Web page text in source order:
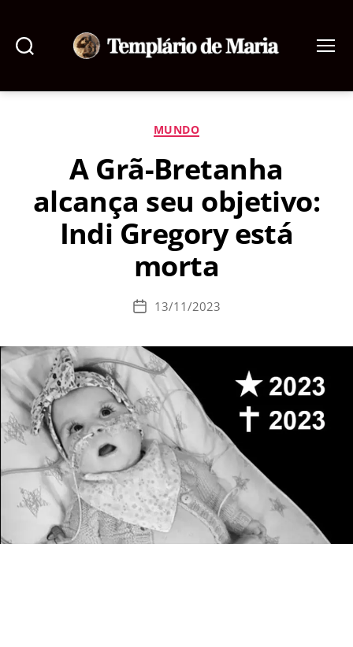
de
Categorias
MUNDO
A Grã-Bretanha
alcança seu objetivo:
Indi Gregory está
morta
Data13/11/2023